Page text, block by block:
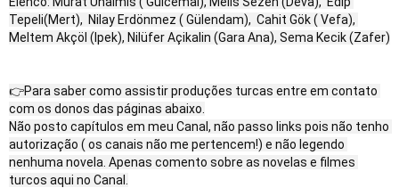
Tepeli(Mert),  Nilay Erdönmez ( Gülendam),  Cahit Gök ( Vefa),
Meltem Akçöl (Ipek), Nilüfer Açikalin (Gara Ana), Sema Kecik (Zafer)
👉Para saber como assistir produções turcas entre em contato
com os donos das páginas abaixo.
Não posto capítulos em meu Canal, não passo links pois não tenho
autorização ( os canais não me pertencem!) e não legendo
nenhuma novela. Apenas comento sobre as novelas e filmes
turcos aqui no Canal.